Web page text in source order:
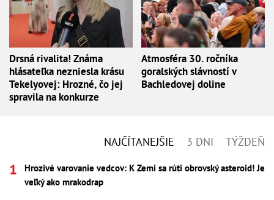
Drsná rivalita! Známa
hlásateľka nezniesla krásu
Tekelyovej: Hrozné, čo jej
spravila na konkurze
Atmosféra 30. ročníka
goralských slávností v
Bachledovej doline
NAJČÍTANEJŠIE 3 DNI TÝŽDEŇ
Hrozivé varovanie vedcov: K Zemi sa rúti obrovský asteroid! Je
veľký ako mrakodrap